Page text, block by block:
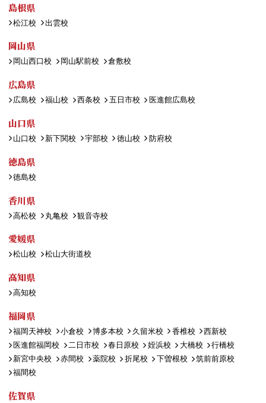
島根県
松江校 出雲校
岡山県
岡山西口校 岡山駅前校 倉敷校
広島県
広島校 福山校 西条校 五日市校 医進館広島校
山口県
山口校 新下関校 宇部校 徳山校 防府校
徳島県
徳島校
香川県
高松校 丸亀校 観音寺校
愛媛県
松山校 松山大街道校
高知県
高知校
福岡県
福岡天神校 小倉校 博多本校 久留米校 香椎校
西新校
医進館福岡校
二日市校 春日原校 姪浜校 大橋校
行橋校
新宮中央校
赤間校 薬院校 折尾校 下曽根校
筑前前原校
福間校
佐賀県